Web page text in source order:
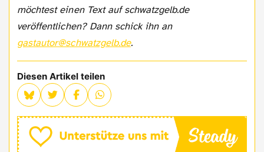
möchtest einen Text auf schwatzgelb.de
veröffentlichen? Dann schick ihn an
gastautor@schwatzgelb.de.
Diesen Artikel teilen